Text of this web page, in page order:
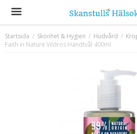
Produkten har blivit tillagd i
Startsida / Skönhet & Hygien / Hudvård /
Faith in Nature Vildros Handtvål 400ml